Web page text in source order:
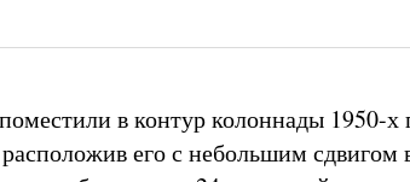
в контур колоннады 1950-х
его с небольшим сдвигом